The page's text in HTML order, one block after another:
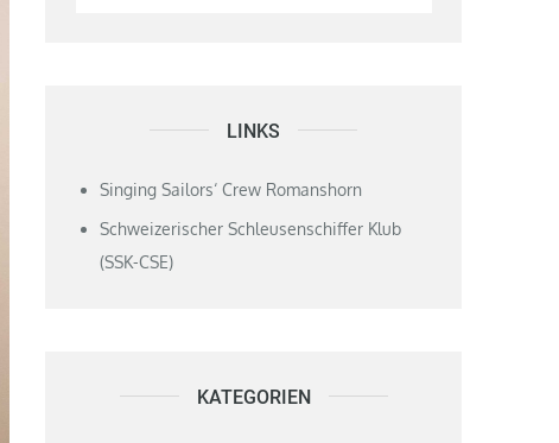
LINKS
Singing Sailors‘ Crew Romanshorn
Schweizerischer Schleusenschiffer Klub
(SSK-CSE)
KATEGORIEN